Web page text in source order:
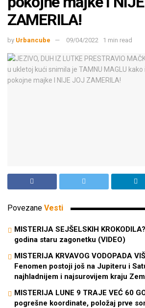
ZAMERILA!
by Urbancube 09/04/2022 1 min read
Povezane Vesti
MISTERIJA SEJŠELSKIH
godina staru zagonetku (VIDEO)
MISTERIJA KRVAVOG VODOPADA
Fenomen postoji još na Jupiteru i
najhladnijem i najsurovijem kraju
MISTERIJA LUNE 9 TRAJE VEĆ 60
pogrešne koordinate, položaj prve